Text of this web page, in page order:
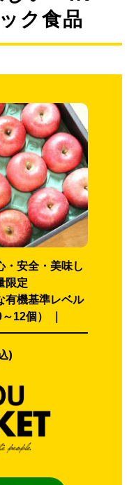
ク食品
・安全・美味し
限定
有機基準レベル
12個） ｜
)